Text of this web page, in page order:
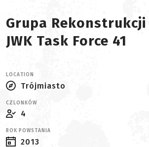
Grupa Rekonstrukcji
JWK Task Force 41
LOCATION
Trójmiasto
CZLONKÓW
4
ROK POWSTANIA
2013